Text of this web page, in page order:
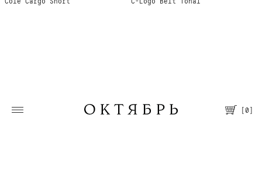
[0]